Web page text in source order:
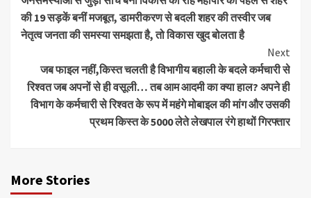
की 19 सड़कें बनीं मजबूत, डामरीकरण से बदली शहर की तस्वीर जब
नेतृत्व जनता की समस्या समझता है, तो विकास खुद बोलता है
Next
जब फाइल नहीं,किस्त चलती है विभागीय बहाली के बदले कर्मचारी से
रिश्वत जब अपनों से ही वसूली… तब आम आदमी का क्या हाल? अपने ही
विभाग के कर्मचारी से रिश्वत के रूप में महंगे मोबाइल की मांग और उसकी
प्रथम किस्त के 5000 लेते लेखपाल रंगे हाथों गिरफ्तार
More Stories